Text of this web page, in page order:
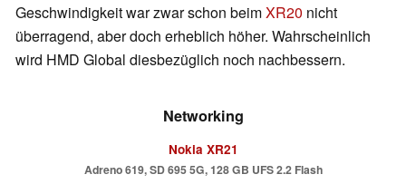
Geschwindigkeit war zwar schon beimXR20 nicht
überragend, aber doch erheblich höher. Wahrscheinlich
wird HMD Global diesbezüglich noch nachbessern.
Networking
Nokia XR21
Adreno 619, SD 695 5G, 128 GB UFS 2.2 Flash